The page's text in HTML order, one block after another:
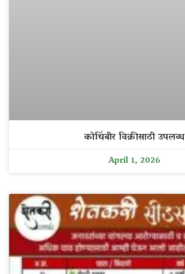
कोथिंबीर विक्रीसाठी उपलब्ध
April 1, 2026